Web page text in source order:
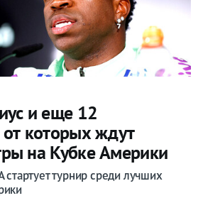
и еще 12
от которых ждут
на Кубке Америки
турнир среди лучших